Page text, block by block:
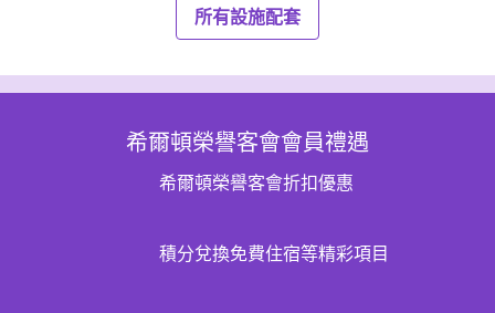
所有設施配套
希爾頓榮譽客會會員禮遇
希爾頓榮譽客會折扣優惠
積分兌換免費住宿等精彩項目